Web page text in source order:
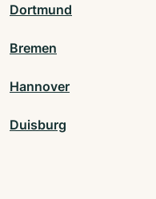
Dortmund
Bremen
Hannover
Duisburg